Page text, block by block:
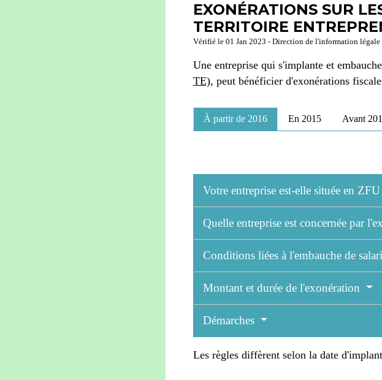
EXONÉRATIONS SUR
TERRITOIRE
Vérifié le 01 Jan 2023 - Direction de l'information
Une entreprise qui s'implante et
TE), peut bénéficier d'exonérations
À partir de 2016 En 2015 Avant
Votre entreprise est-elle située en ZFU
Quelle entreprise est concernée par
Conditions liées à l'embauche de
Montant et durée de l'exonération
Démarches
Les règles diffèrent selon la date